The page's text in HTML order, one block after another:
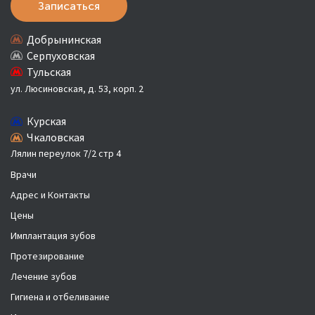
Врачи
Адрес и Контакты
Цены
Имплантация зубов
Протезирование
Лечение зубов
Гигиена и отбеливание
Записаться
Добрынинская
Серпуховская
Тульская
ул. Люсиновская, д. 53, корп. 2
Курская
Чкаловская
Лялин переулок 7/2 стр 4